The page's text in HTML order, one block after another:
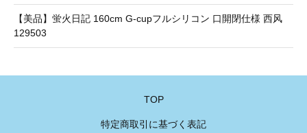
【美品】蛍火日記 160cm G-cupフルシリコン 口開閉仕様 西风
129503
TOP
特定商取引に基づく表記